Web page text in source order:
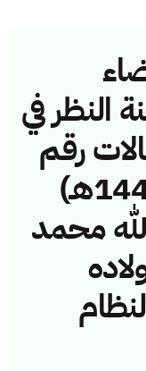
النظر في
رقم
(42748593/ق/1443هـ)
محمد